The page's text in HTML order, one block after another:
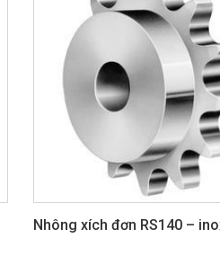
Nhông xích đơn RS140 –